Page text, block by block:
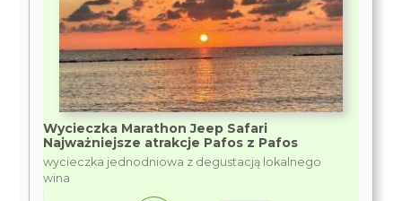
Wycieczka Marathon Jeep Safari
Najważniejsze atrakcje Pafos z Pafos
wycieczka jednodniowa z degustacją lokalnego
wina